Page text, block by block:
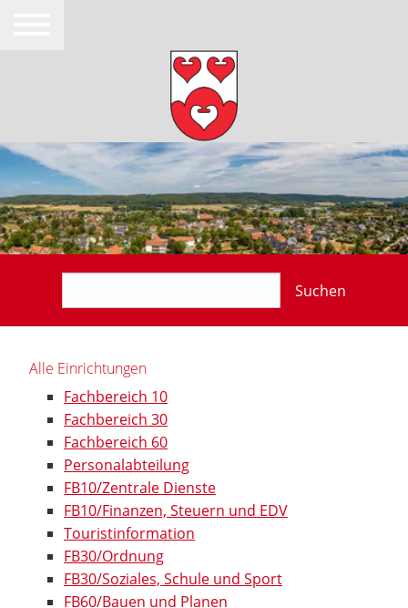
Suchen
Alle Einrichtungen
Fachbereich 10
Fachbereich 30
Fachbereich 60
Personalabteilung
FB10/Zentrale Dienste
FB10/Finanzen, Steuern und EDV
Touristinformation
FB30/Ordnung
FB30/Soziales, Schule und Sport
FB60/Bauen und Planen